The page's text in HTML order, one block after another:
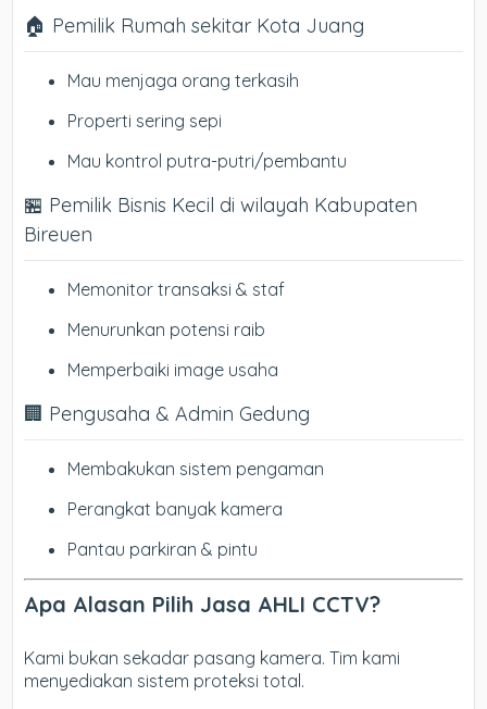
🏠 Pemilik Rumah sekitar Kota Juang
Mau menjaga orang terkasih
Properti sering sepi
Mau kontrol putra-putri/pembantu
🏪 Pemilik Bisnis Kecil di wilayah Kabupaten
Bireuen
Memonitor transaksi & staf
Menurunkan potensi raib
Memperbaiki image usaha
🏢 Pengusaha & Admin Gedung
Membakukan sistem pengaman
Perangkat banyak kamera
Pantau parkiran & pintu
Apa Alasan Pilih Jasa AHLI CCTV?
Kami bukan sekadar pasang kamera. Tim kami
menyediakan sistem proteksi total.